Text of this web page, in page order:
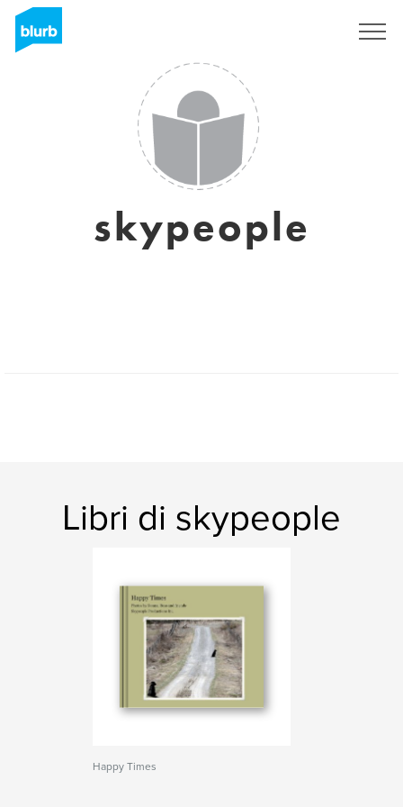
skypeople
Libri di skypeople
Happy Times